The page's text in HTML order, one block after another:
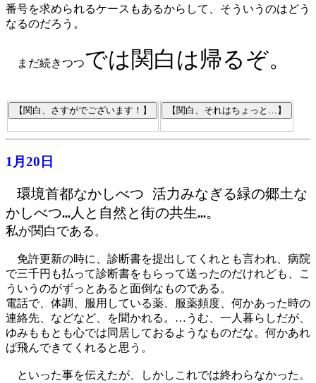
番号を求められるケースもあるからして、そういうのはどう
なるのだろう。
まだ続きつつでは関白は帰るぞ。
1月20日
環境首都なかしべつ 活力みなぎる緑の郷土な
かしべつ…人と自然と街の共生…。
私が関白である 。
免許更新の時に、診断書を提出してくれとも言われ、病院
で三千円も払って診断書をもらって送ったのだけれども、こ
ういうのがずっとあると面倒なものである。
電話で、体調、服用している薬、服薬頻度、何かあった時の
連絡先、などなど、を聞かれる。…うむ、一人暮らしだが、
ゆみももとも心では同居しておるようなものだな。何かあれ
ば飛んできてくれると思う。
といった事を伝えたが、しかしこれでは終わらなかった。